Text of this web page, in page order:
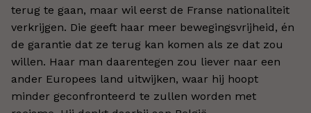
terug te gaan, maar wil eerst de Franse nationaliteit
verkrijgen. Die geeft haar meer bewegingsvrijheid, én
de garantie dat ze terug kan komen als ze dat zou
willen. Haar man daarentegen zou liever naar een
ander Europees land uitwijken, waar hij hoopt
minder geconfronteerd te zullen worden met